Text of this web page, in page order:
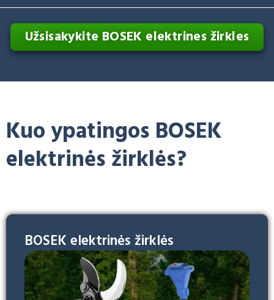
Užsisakykite BOSEK elektrines žirkles
Kuo ypatingos BOSEK
elektrinės žirklės?
BOSEK elektrinės žirklės